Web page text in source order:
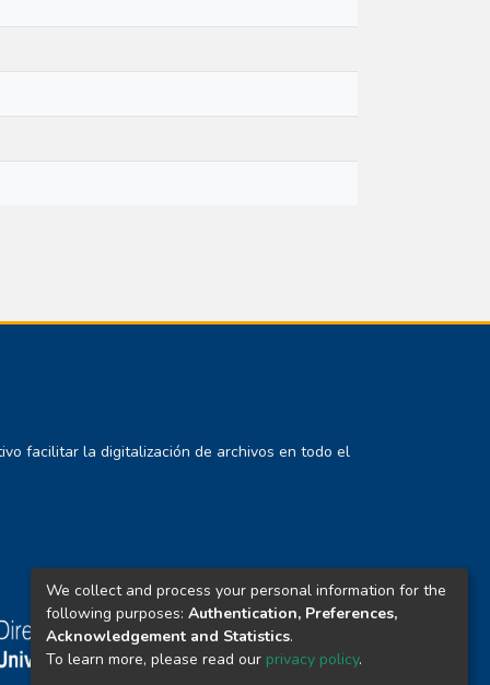
facilitar la digitalización de archivos en todo el
We collect and process your personal information for the
following purposes: Authentication, Preferences,
Acknowledgement and Statistics.
To learn more, please read our privacy policy.